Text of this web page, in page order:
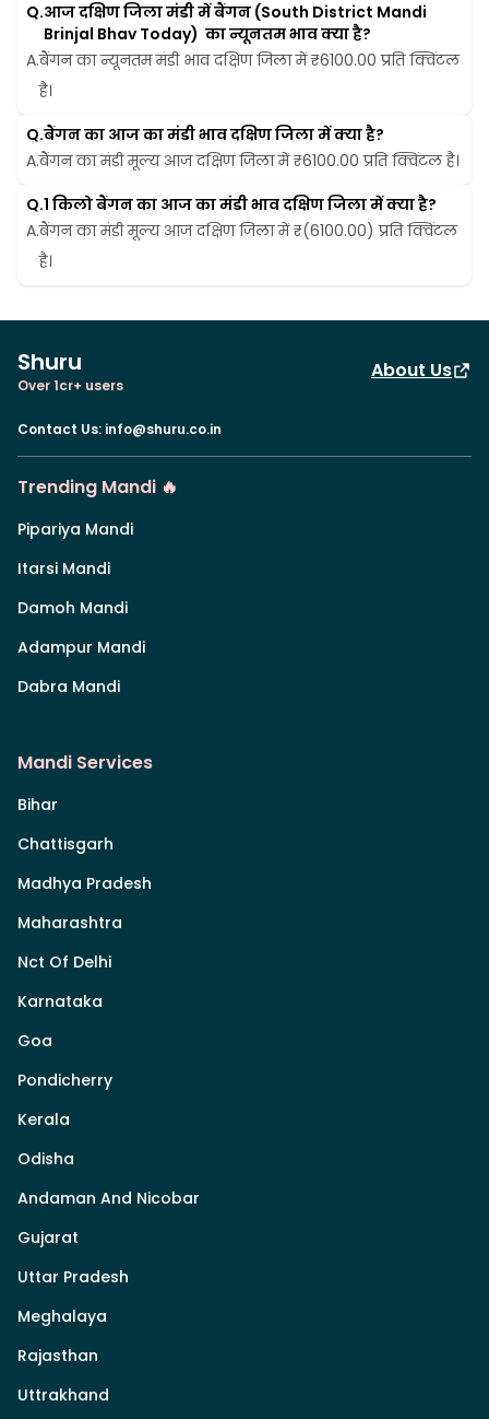
Q.आज दक्षिण जिला मंडी में बैंगन (South District Mandi
Brinjal Bhav Today)  का न्यूनतम भाव क्या है?
A.बैंगन का न्यूनतम मंडी भाव दक्षिण जिला में ₹6100.00 प्रति क्विंटल
है।
Q.बैंगन का आज का मंडी भाव दक्षिण जिला में क्या है?
A.बैंगन का मंडी मूल्य आज दक्षिण जिला में ₹6100.00 प्रति क्विंटल है।
Q.1 किलो बैंगन का आज का मंडी भाव दक्षिण जिला में क्या है?
A.बैंगन का मंडी मूल्य आज दक्षिण जिला में ₹(6100.00) प्रति क्विंटल
है।
Shuru
Over 1cr+ users
About Us
Contact Us: info@shuru.co.in
Trending Mandi 🔥
Pipariya Mandi
Itarsi Mandi
Damoh Mandi
Adampur Mandi
Dabra Mandi
Mandi Services
Bihar
Chattisgarh
Madhya Pradesh
Maharashtra
Nct Of Delhi
Karnataka
Goa
Pondicherry
Kerala
Odisha
Andaman And Nicobar
Gujarat
Uttar Pradesh
Meghalaya
Rajasthan
Uttrakhand